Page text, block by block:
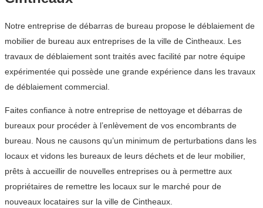
Notre entreprise de débarras de bureau propose le déblaiement de
mobilier de bureau aux entreprises de la ville de Cintheaux. Les
travaux de déblaiement sont traités avec facilité par notre équipe
expérimentée qui possède une grande expérience dans les travaux
de déblaiement commercial.
Faites confiance à notre entreprise de nettoyage et débarras de
bureaux pour procéder à l’enlèvement de vos encombrants de
bureau. Nous ne causons qu’un minimum de perturbations dans les
locaux et vidons les bureaux de leurs déchets et de leur mobilier,
prêts à accueillir de nouvelles entreprises ou à permettre aux
propriétaires de remettre les locaux sur le marché pour de
nouveaux locataires sur la ville de Cintheaux.